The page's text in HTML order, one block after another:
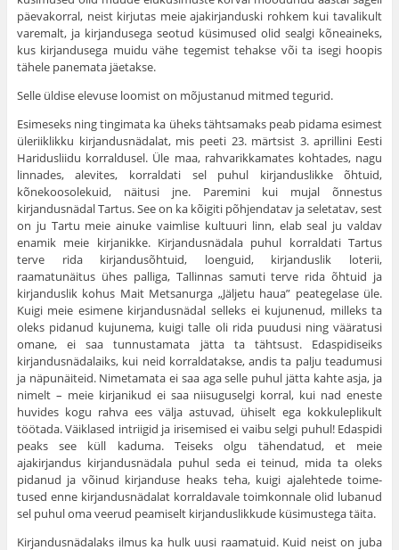
päeva­korral, neist kirjutas meie ajakirjanduski rohkem kui tava­likult
varemalt, ja kirjandusega seotud küsimused olid sealgi kõneaineks,
kus kirjandusega muidu vähe tegemist tehakse või ta isegi hoopis
tähele panemata jäetakse.
Selle üldise elevuse loomist on mõjustanud mitmed tegurid.
Esimeseks ning tingimata ka üheks tähtsamaks peab pidama esimest
üleriiklikku kirjandusnädalat, mis peeti 23. märtsist 3. aprillini Eesti
Haridusliidu kor­raldusel. Üle maa, rahvarikkamates kohtades, nagu
lin­nades, alevites, korraldati sel puhul kirjanduslikke õhtuid,
kõnekoosolekuid, näitusi jne. Paremini kui mujal õnnestus
kirjandusnädal Tartus. See on ka kõigiti põhjendatav ja seletatav, sest
on ju Tartu meie ainuke vaimlise kultuuri linn, elab seal ju valdav
enamik meie kirjanikke. Kirjandusnädala puhul korraldati Tartus
terve rida kirjandusõh­tuid, loenguid, kirjanduslik loterii,
raamatunäitus ühes palliga, Tallinnas samuti terve rida õhtuid ja
kirjanduslik kohus Mait Metsanurga „Jäljetu haua” peategelase üle.
Kuigi meie esimene kirjandusnädal selleks ei kujunenud, milleks ta
oleks pidanud kujunema, kuigi talle oli rida puudusi ning vääratusi
omane, ei saa tunnustamata jätta ta tähtsust. Edaspidiseiks
kirjandusnädalaiks, kui neid korraldatakse, andis ta palju teadumusi
ja näpunäiteid. Nimetamata ei saa aga selle puhul jätta kahte asja, ja
nimelt – meie kirjanikud ei saa niisuguselgi korral, kui nad eneste
huvides kogu rahva ees välja astuvad, ühiselt ega kokkuleplikult
töötada. Väiklased intriigid ja irisemised ei vaibu selgi puhul! Edaspidi
peaks see küll kaduma. Teiseks olgu tähendatud, et meie
ajakirjandus kirjandusnädala puhul seda ei teinud, mida ta oleks
pidanud ja võinud kirjanduse heaks teha, kuigi ajalehtede toime­
tused enne kirjandusnädalat korraldavale toimkonnale olid lubanud
sel puhul oma veerud peamiselt kirjanduslikkude küsimustega täita.
Kirjandusnädalaks ilmus ka hulk uusi raamatuid. Kuid neist on juba